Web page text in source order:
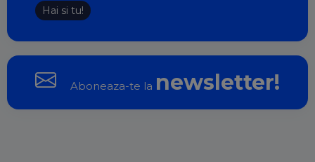
Hai si tu!
Aboneaza-te la newsletter!